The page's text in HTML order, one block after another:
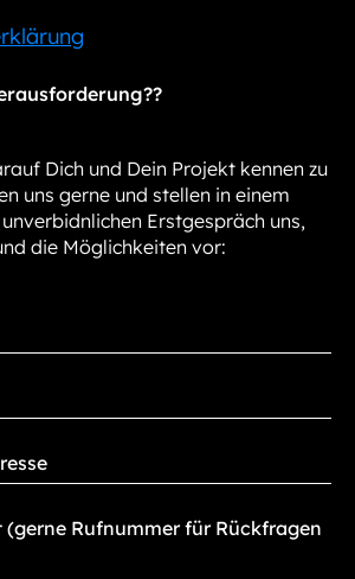
Dich und Dein Projekt kennen zu
uns gerne und stellen in einem
Erstgespräch uns,
die Möglichkeiten vor: